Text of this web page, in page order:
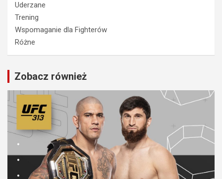
Uderzane
Trening
Wspomaganie dla Fighterów
Różne
Zobacz również